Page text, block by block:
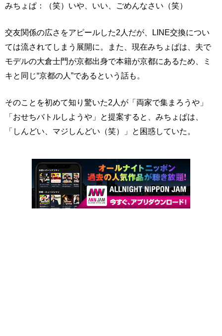
みちょぱ：（笑）いや、いい、ごめんなさい（笑）
交友関係の広さをアピールした2人だが、LINE交換につい
ては流されてしまう展開に。また、現在みちょぱは、夫で
モデルの大倉士門が京都出身で本籍が京都にあるため、ミ
キと同じ“京都の人”であるという話も。
そのことを初めて知り驚いた2人が「両家で集まろうや」
「おせちバトルしようや」と提案すると、みちょぱは、
「しんどい、マジしんどい（笑）」と困惑していた。